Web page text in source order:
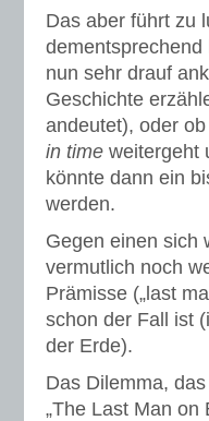
Das aber führt zu
nun sehr drauf
Geschichte
andeutet), oder
in time weitergeht
könnte dann ein
werden.
Gegen einen sich
vermutlich noch
Prämisse („last
schon der Fall ist
der Erde).
Das Dilemma,
„The Last Man on